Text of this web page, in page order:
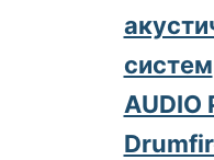
систем
AUDIO